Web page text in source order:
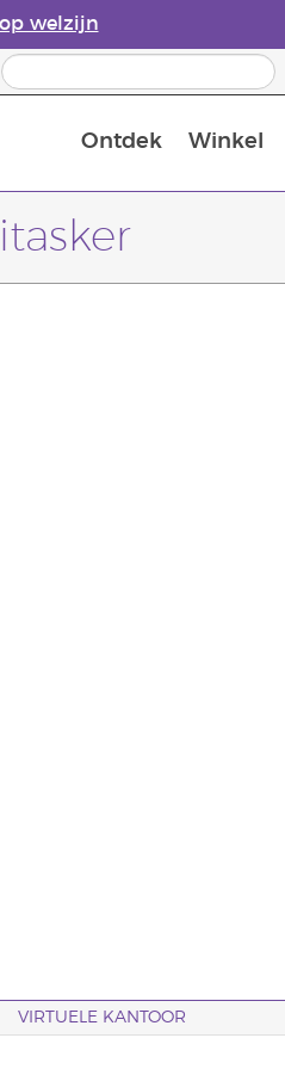
op welzijn
Ontdek Winkel
VIRTUELE KANTOOR